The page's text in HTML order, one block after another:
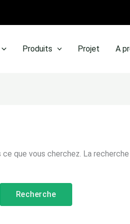
Produits Projet A
ce que vous cherchez. La